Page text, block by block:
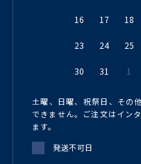
16 17 18
23 24 25
30 31 1
土曜、日曜、祝祭日、その
できません。ご注文はイン
ます。
発送不可日